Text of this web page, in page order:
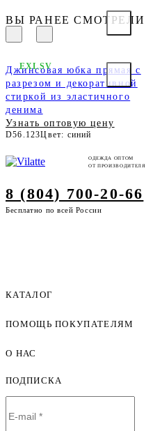
ВЫ РАНЕЕ СМОТРЕЛИ
Джинсовая юбка прямая с
разрезом и декоративной
стиркой из эластичного
денима
Узнать оптовую цену
D56.123Цвет: синий
EXLSV
ОДЕЖДА ОПТОМ
ОТ ПРОИЗВОДИТЕЛЯ
8 (804) 700-20-66
Бесплатно по всей России
КАТАЛОГ
Женская одежда оптом
Мужская одежда оптом
ПОМОЩЬ ПОКУПАТЕЛЯМ
Оплата и доставка
Договор-оферта
Условия сотрудничества
О НАС
ПОДПИСКА